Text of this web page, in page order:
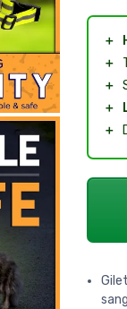
＋
＋
＋
＋
＋